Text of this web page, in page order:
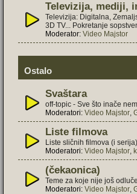
Televizija, mediji,
Televizija: Digitalna,
3D TV... Pokretanje
Moderator: Video Majstor
Ostalo
Svaštara
off-topic - Sve što inače
Moderatori: Video Majstor,
Liste filmova
Liste sličnih filmova (i
Moderatori: Video Majstor,
(čekaonica)
Teme za koje nije još
Moderatori: Video Majstor,